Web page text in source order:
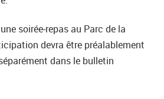
soirée-repas au Parc de la
devra être préalablement
dans le bulletin